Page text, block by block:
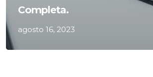
Completa.
agosto 16, 2023